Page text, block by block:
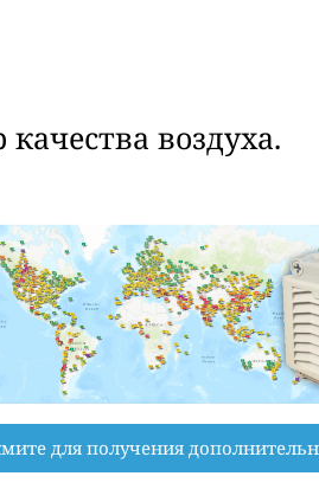
воздуха.
для получения